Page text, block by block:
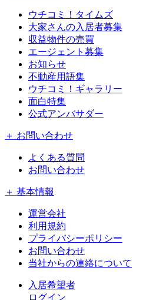
ウチコミ！タイムズ
大家さんの入居者募集
収益物件の売買
エージェント募集
お知らせ
不動産用語集
ウチコミ！ギャラリー
面白特集
公式アンバサダー
＋ お問い合わせ
よくある質問
お問い合わせ
＋ 基本情報
運営会社
利用規約
プライバシーポリシー
お問い合わせ
当社からの連絡について
入居希望者
ログイン